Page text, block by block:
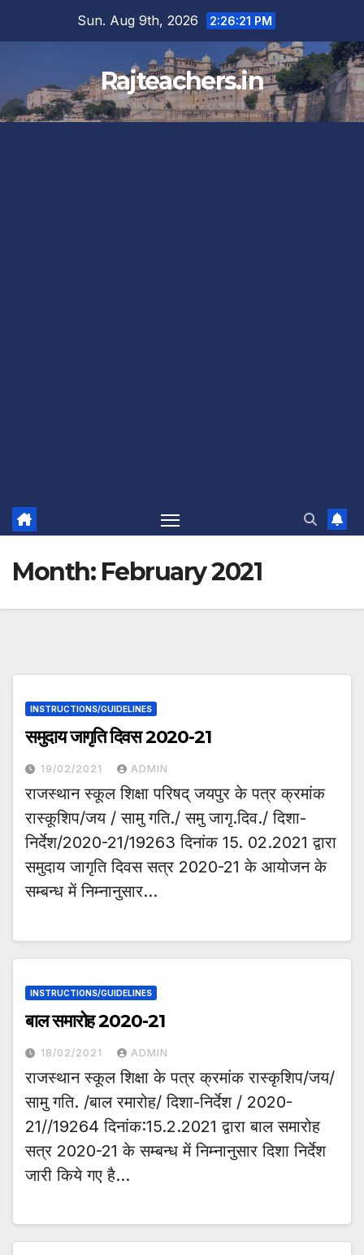
Sun. Aug 9th, 2026 2:26:22 PM
Rajteachers.in
Month: February 2021
INSTRUCTIONS/GUIDELINES
समुदाय जागृति दिवस 2020-21
19/02/2021 ADMIN
राजस्थान स्कूल शिक्षा परिषद् जयपुर के पत्र क्रमांक
रास्कूशिप/जय / सामु गति./ समु जागृ.दिव./ दिशा-
निर्देश/2020-21/19263 दिनांक 15. 02.2021 द्वारा
समुदाय जागृति दिवस सत्र 2020-21 के आयोजन के
सम्बन्ध में निम्नानुसार…
INSTRUCTIONS/GUIDELINES
बाल समारोह 2020-21
18/02/2021 ADMIN
राजस्थान स्कूल शिक्षा के पत्र क्रमांक रास्कृशिप/जय/
सामु गति. /बाल रमारोह/ दिशा-निर्देश / 2020-
21//19264 दिनांक:15.2.2021 द्वारा बाल समारोह
सत्र 2020-21 के सम्बन्ध में निम्नानुसार दिशा निर्देश
जारी किये गए है…